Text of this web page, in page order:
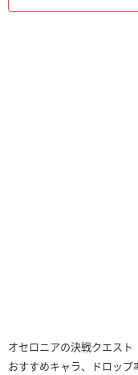
オセロニアの決戦クエス
おすすめキャラ、ドロッ